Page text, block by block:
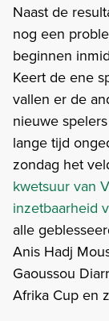
Naast de
nog een
beginnen
Keert de ene
vallen er de
nieuwe
lange tijd
zondag het
kwetsuur van
inzetbaarheid
alle
Anis Hadj
Gaoussou
Afrika Cup en